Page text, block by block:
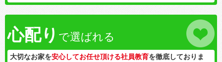
心配り で選ばれる
大切なお家を安心してお任せ頂ける社員教育を徹底しておりま